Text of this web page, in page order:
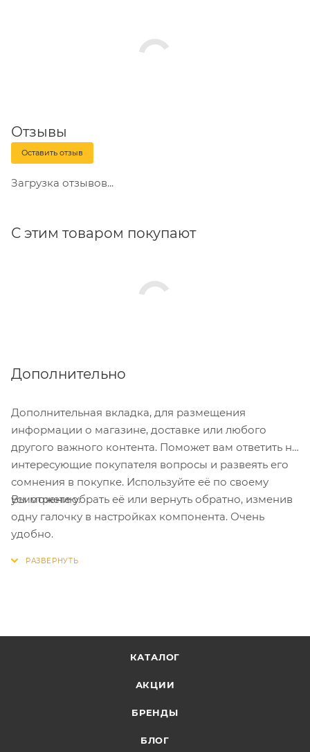
выштампован класс прочности.
Отзывы
Оставить отзыв
Загрузка отзывов...
С этим товаром покупают
Дополнительно
Дополнительная вкладка, для размещения
информации о магазине, доставке или любого
другого важного контента. Поможет вам ответить на
интересующие покупателя вопросы и развеять его
сомнения в покупке. Используйте её по своему
усмотрению.
Вы можете убрать её или вернуть обратно, изменив
одну галочку в настройках компонента. Очень
удобно.
КАТАЛОГ
АКЦИИ
БРЕНДЫ
БЛОГ